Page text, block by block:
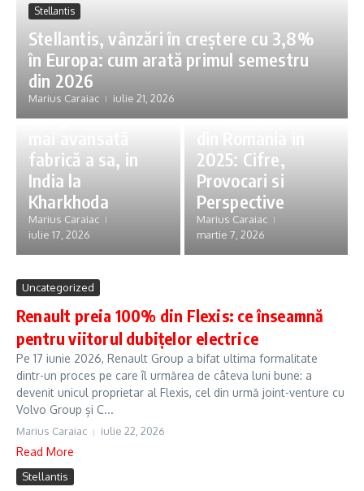
Stellantis
Stellantis, vânzări în creștere cu 3,8%
în Europa: cum arată primul semestru
din 2026
Marius Caraiac iulie 21, 2026
Suzuki
Suzuki a
inaugurat cea
fabrică a sa, in
India la
Kharkhoda
Marius Caraiac
iulie 17, 2026
Productia Auto
2025: Cifre,
Provocari si
Perspective
Marius Caraiac
martie 7, 2026
Uncategorized
Renault preia 100% din Flexis: ce înseamnă
pentru viitorul dubițelor electrice
Pe 17 iunie 2026, Renault Group a bifat ultima formalitate
dintr-un proces pe care îl urmărea de câteva luni bune: a
devenit unicul proprietar al Flexis, cel din urmă joint-venture cu
Volvo Group și C...
Marius Caraiac iulie 22, 2026
Read More
Stellantis